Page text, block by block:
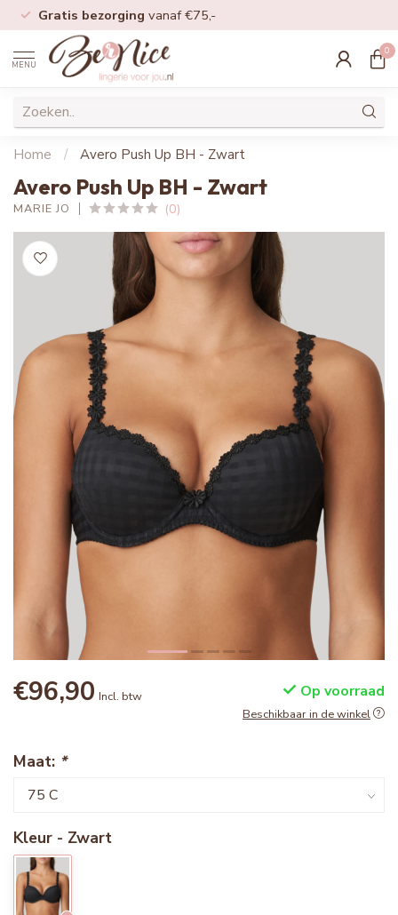
Gratis bezorging vanaf €75,-
MENU
0
Home / Avero Push Up BH - Zwart
Avero Push Up BH - Zwart
MARIE JO (0)
€96,90 Incl. btw Op voorraad
Beschikbaar in de winkel
Maat: *
Kleur - Zwart